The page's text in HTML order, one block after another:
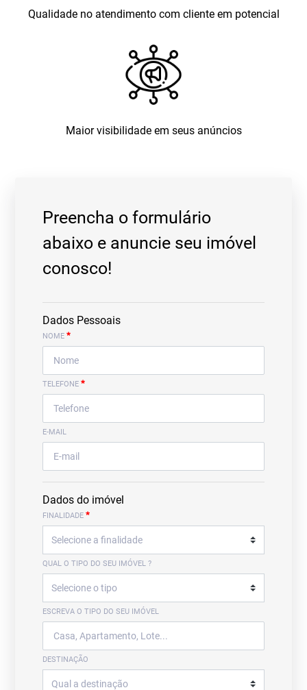
Qualidade no atendimento com cliente em potencial
Maior visibilidade em seus anúncios
Preencha o formulário
abaixo e anuncie seu imóvel
conosco!
Dados Pessoais
NOME*
TELEFONE*
E-MAIL
Dados do imóvel
FINALIDADE*
QUAL O TIPO DO SEU IMÓVEL ?
ESCREVA O TIPO DO SEU IMÓVEL
DESTINAÇÃO